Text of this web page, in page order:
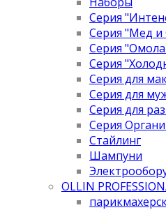
Серия
Серия "Мед и
Серия
Серия
Серия для
Серия для
Серия для
Серия
Стайлинг
Шампуни
OLLIN